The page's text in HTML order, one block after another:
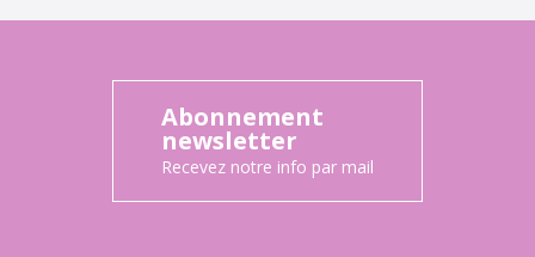
Abonnement
newsletter
Recevez notre info par mail